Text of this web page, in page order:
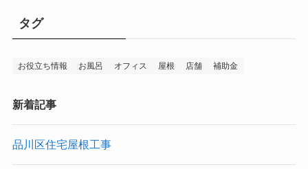
タグ
お役立ち情報 お風呂 オフィス 屋根 店舗 補助金
新着記事
品川区住宅屋根工事